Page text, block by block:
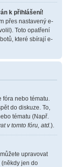
k přihlášení!
přes nastavený e-
Toto opatření
které sbírají e-
fóra nebo tématu.
do diskuze. To,
tématu (Např.
v tomto fóru, atd.).
upravovat
(někdy jen do